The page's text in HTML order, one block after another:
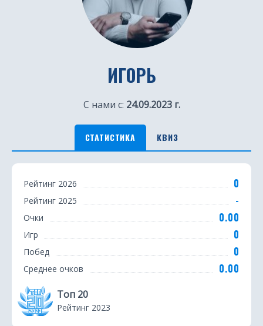
ИГОРЬ
С нами с: 24.09.2023 г.
СТАТИСТИКА КВИЗ
С
т
Рейтинг 2026 0
Рейтинг 2025 -
Очки 0.00
Игр 0
Побед 0
Среднее очков 0.00
Топ 20
Рейтинг 2023